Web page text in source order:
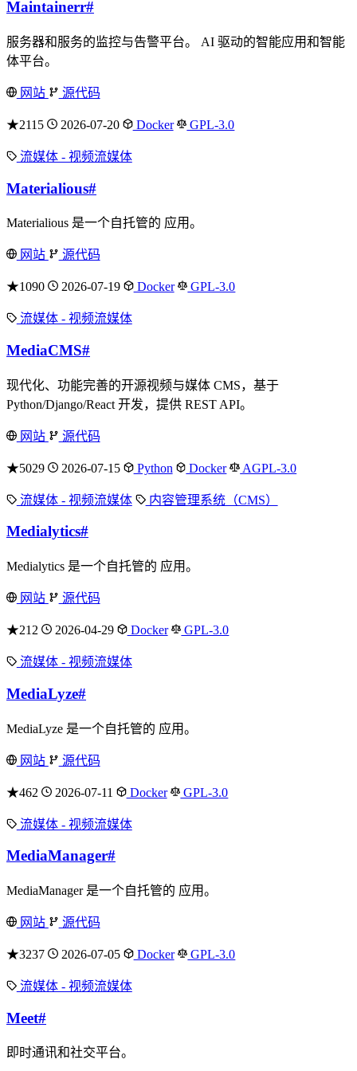
Maintainerr#
服务器和服务的监控与告警平台。 AI 驱动的智能应用和智能
体平台。
网站 源代码
★2115 2026-07-20 Docker GPL-3.0
流媒体 - 视频流媒体
Materialious#
Materialious 是一个自托管的 应用。
网站 源代码
★1090 2026-07-19 Docker GPL-3.0
流媒体 - 视频流媒体
MediaCMS#
现代化、功能完善的开源视频与媒体 CMS，基于
Python/Django/React 开发，提供 REST API。
网站 源代码
★5029 2026-07-15 Python Docker AGPL-3.0
流媒体 - 视频流媒体 内容管理系统（CMS）
Medialytics#
Medialytics 是一个自托管的 应用。
网站 源代码
★212 2026-04-29 Docker GPL-3.0
流媒体 - 视频流媒体
MediaLyze#
MediaLyze 是一个自托管的 应用。
网站 源代码
★462 2026-07-11 Docker GPL-3.0
流媒体 - 视频流媒体
MediaManager#
MediaManager 是一个自托管的 应用。
网站 源代码
★3237 2026-07-05 Docker GPL-3.0
流媒体 - 视频流媒体
Meet#
即时通讯和社交平台。